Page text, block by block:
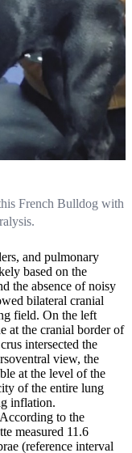
French Bulldog with
and pulmonary
based on the
the absence of noisy
bilateral cranial
field. On the left
at the cranial border of
intersected the
view, the
at the level of the
of the entire lung
inflation.
to the
measured 11.6
(reference interval